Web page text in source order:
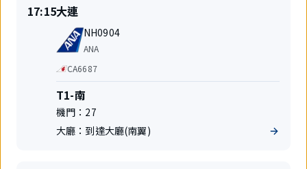
準
時
17:15出
發
大連
航
班
號
NH0904
航
公
司
ANA
代
碼
共
享
航
班
CA6687
航
站
樓
T1-南
機門： 27
大廳： 到達大廳(南翼)